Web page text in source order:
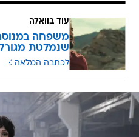
עוד בוואלה
משפחה
שנמלטת
לכתבה המלאה